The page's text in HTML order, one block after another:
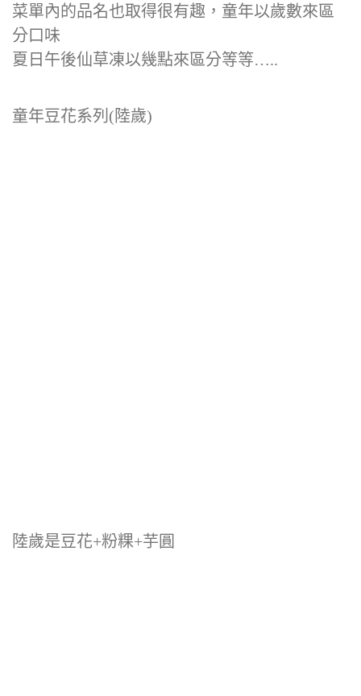
菜單內的品名也取得很有趣，童年以歲數來區
分口味
夏日午後仙草凍以幾點來區分等等…..
童年豆花系列(陸歲)
陸歲是豆花+粉粿+芋圓